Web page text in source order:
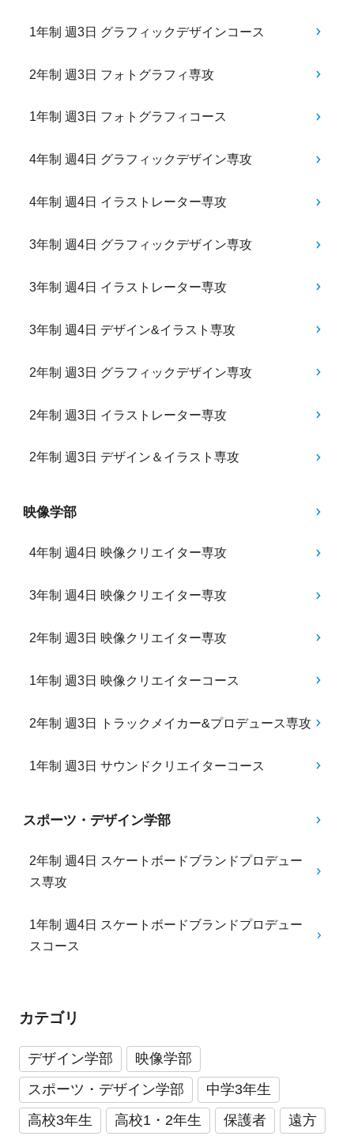
1年制 週3日 グラフィックデザインコース
2年制 週3日 フォトグラフィ専攻
1年制 週3日 フォトグラフィコース
4年制 週4日 グラフィックデザイン専攻
4年制 週4日 イラストレーター専攻
3年制 週4日 グラフィックデザイン専攻
3年制 週4日 イラストレーター専攻
3年制 週4日 デザイン&イラスト専攻
2年制 週3日 グラフィックデザイン専攻
2年制 週3日 イラストレーター専攻
2年制 週3日 デザイン＆イラスト専攻
映像学部
4年制 週4日 映像クリエイター専攻
3年制 週4日 映像クリエイター専攻
2年制 週3日 映像クリエイター専攻
1年制 週3日 映像クリエイターコース
2年制 週3日 トラックメイカー&プロデュース専攻
1年制 週3日 サウンドクリエイターコース
スポーツ・デザイン学部
2年制 週4日 スケートボードブランドプロデュー
ス専攻
1年制 週4日 スケートボードブランドプロデュー
スコース
カテゴリ
デザイン学部
映像学部
スポーツ・デザイン学部
中学3年生
高校3年生
高校1・2年生 保護者 遠方